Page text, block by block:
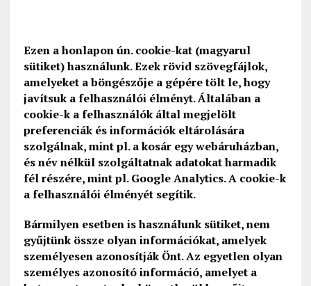
Ezen a honlapon ún. cookie-kat (magyarul
sütiket) használunk. Ezek rövid szövegfájlok,
amelyeket a böngészője a gépére tölt le, hogy
javítsuk a felhasználói élményt. Általában a
cookie-k a felhasználók által megjelölt
preferenciák és információk eltárolására
szolgálnak, mint pl. a kosár egy webáruházban,
és név nélkül szolgáltatnak adatokat harmadik
fél részére, mint pl. Google Analytics. A cookie-k
a felhasználói élményét segítik.
Bármilyen esetben is használunk sütiket, nem
gyűjtünk össze olyan információkat, amelyek
személyesen azonosítják Önt. Az egyetlen olyan
személyes azonosító információ, amelyet a